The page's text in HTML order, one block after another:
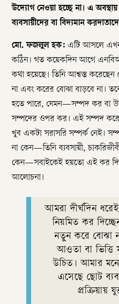
উদ্যোগ নেওয়া হচ্ছে না। এ
ব্যবসায়ীদের বা বিদ্যমান
মো. ফজলুল হক: এটি আসলে
কঠিন। গত কয়েকদিন আগে
কথা হয়েছে। তিনি আশ্বস্ত করেছেন
না এবং করের বোঝা বাড়বে না।
হতে পারে, যেমন—সম্পদ কর বা
সম্পদের ওপর কর। এই সম্পদ করের
খুব একটা সরাসরি সম্পর্ক নেই।
না কেন—তিনি ব্যবসায়ী,
কেন—সবাইকেই হয়তো এই কর
আলোচনা।
আমরা দীর্ঘদিন
নিয়মিত কর
নতুন করে বোঝা
আওতা বা ভিত্তি
উচিত। আমার
এসেছে ছোট
প্রক্রিয়ায়